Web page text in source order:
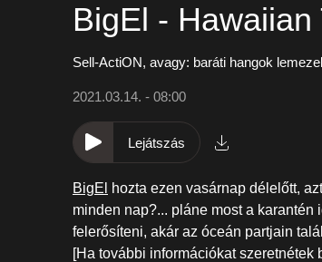
BigEl -
Sell-ActiON, avagy: baráti hangok
2021.03.14. - 08:00
Lejátszás
BigEl
hozta ezen vasárnap délelőtt,
minden nap?... pláne most a
felerősíteni, akár az óceán partjain
[Ha további információkat